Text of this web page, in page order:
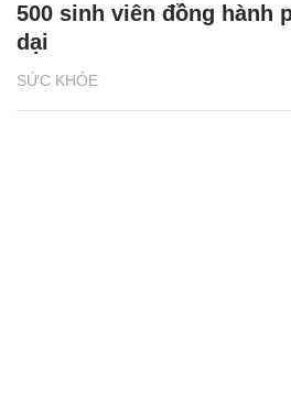
SỨC KHỎE
500 sinh viên đồng hành
dại